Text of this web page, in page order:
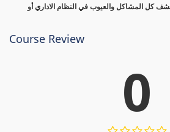
كل المشاكل والعيوب في النظام الاداري أو
Course Review
0